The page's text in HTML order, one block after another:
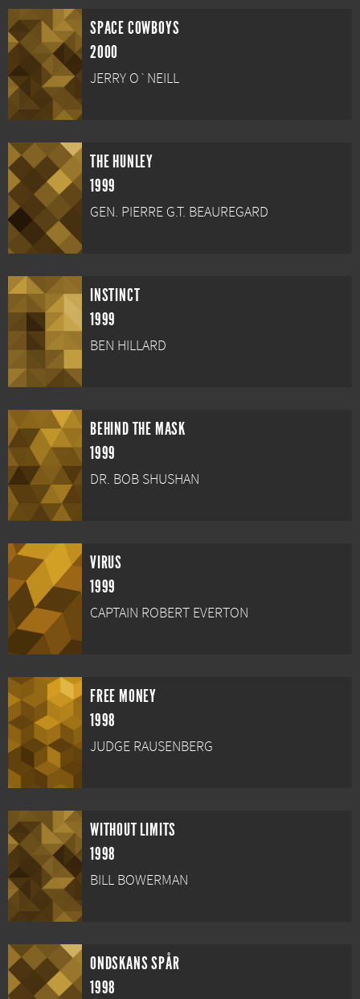
SPACE COWBOYS
2000
JERRY O`NEILL
THE HUNLEY
1999
GEN. PIERRE G.T. BEAUREGARD
INSTINCT
1999
BEN HILLARD
BEHIND THE MASK
1999
DR. BOB SHUSHAN
VIRUS
1999
CAPTAIN ROBERT EVERTON
FREE MONEY
1998
JUDGE RAUSENBERG
WITHOUT LIMITS
1998
BILL BOWERMAN
ONDSKANS SPÅR
1998